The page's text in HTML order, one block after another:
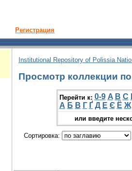
Регистрация
Institutional Repository of Polissia
Просмотр коллекции
Перейти к: 0-9 A B C
А Б В Г Ґ Д Е Є Ё Ж
или введите
Сортировка: